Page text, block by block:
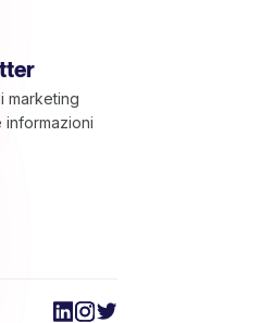
le tue preferenze per
marketing
informazioni